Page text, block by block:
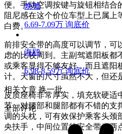
便。手动空调按键与旋钮相结合
阻尼感在这个价位车型上已属上
白费。
前排安全带的高度可以调节，可
虑的比较周到。主副驾遮阳板都
或乘客显得不够友好，而且遮阳
计。天窗的尺寸虽然不大，但还
皮质座椅非常厚实，填充软硬适
节，对腰部和腿部都有不错的支
调的头枕，可有效保护乘客头颈
央扶手，中间位置的安全带为两
焕驰
6.69-7.09万 询底价
海鸥
6.98-8.59万 询底价
相关文章 换一批
全部评论